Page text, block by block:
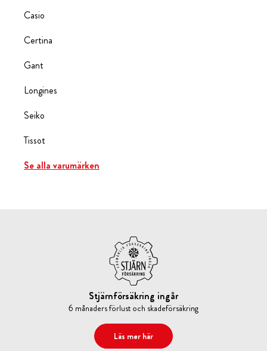
Casio
Certina
Gant
Longines
Seiko
Tissot
Se alla varumärken
Stjärnförsäkring ingår
6 månaders förlust och skadeförsäkring
Läs mer här